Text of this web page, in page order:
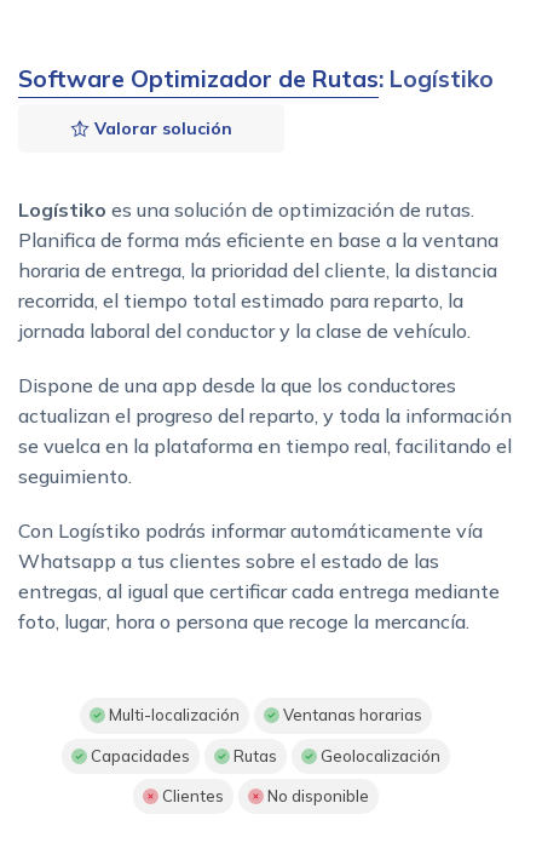
Software Optimizador de Rutas: Logístiko
Valorar solución
Logístiko es una solución de optimización de rutas.
Planifica de forma más eficiente en base a la ventana
horaria de entrega, la prioridad del cliente, la distancia
recorrida, el tiempo total estimado para reparto, la
jornada laboral del conductor y la clase de vehículo.
Dispone de una app desde la que los conductores
actualizan el progreso del reparto, y toda la información
se vuelca en la plataforma en tiempo real, facilitando el
seguimiento.
Con Logístiko podrás informar automáticamente vía
Whatsapp a tus clientes sobre el estado de las
entregas, al igual que certificar cada entrega mediante
foto, lugar, hora o persona que recoge la mercancía.
Multi-localización Ventanas horarias
Capacidades Rutas Geolocalización
Clientes No disponible